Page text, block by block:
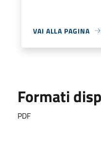
VAI ALLA PAGINA
Formati
PDF